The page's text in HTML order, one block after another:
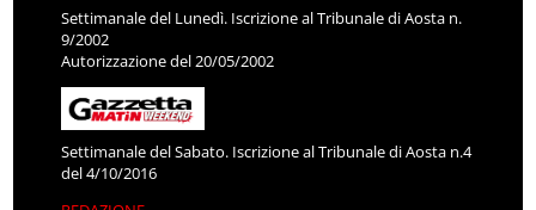
Settimanale del Lunedì. Iscrizione al Tribunale di Aosta n.
9/2002
Autorizzazione del 20/05/2002
Settimanale del Sabato. Iscrizione al Tribunale di Aosta n.4
del 4/10/2016